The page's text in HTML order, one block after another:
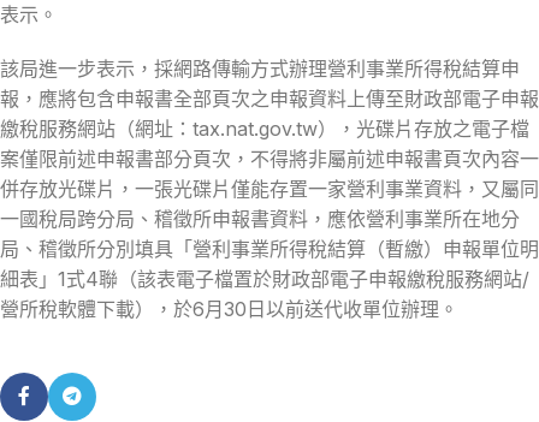
表示。
該局進一步表示，採網路傳輸方式辦理營利事業所得稅結算申
報，應將包含申報書全部頁次之申報資料上傳至財政部電子申報
繳稅服務網站（網址：tax.nat.gov.tw），光碟片存放之電子檔
案僅限前述申報書部分頁次，不得將非屬前述申報書頁次內容一
併存放光碟片，一張光碟片僅能存置一家營利事業資料，又屬同
一國稅局跨分局、稽徵所申報書資料，應依營利事業所在地分
局、稽徵所分別填具「營利事業所得稅結算（暫繳）申報單位明
細表」1式4聯（該表電子檔置於財政部電子申報繳稅服務網站/
營所稅軟體下載），於6月30日以前送代收單位辦理。